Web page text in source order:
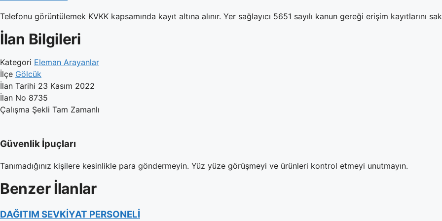
Telefonu görüntülemek KVKK kapsamında kayıt altına alınır. Yer sağlayıcı 5651 sayılı kanun gereği erişim kayıtlarını
İlan Bilgileri
Kategori Eleman Arayanlar
İlçe Gölcük
İlan Tarihi 23 Kasım 2022
İlan No 8735
Çalışma Şekli Tam Zamanlı
Güvenlik İpuçları
Tanımadığınız kişilere kesinlikle para göndermeyin. Yüz yüze görüşmeyi ve ürünleri kontrol etmeyi unutmayın.
Benzer İlanlar
DAĞITIM SEVKİYAT PERSONELİ